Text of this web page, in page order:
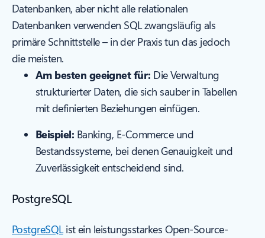
Datenbanken, aber nicht alle relationalen
Datenbanken verwenden SQL zwangsläufig als
primäre Schnittstelle – in der Praxis tun das jedoch
die meisten.
Am besten geeignet für: Die Verwaltung
strukturierter Daten, die sich sauber in Tabellen
mit definierten Beziehungen einfügen.
Beispiel: Banking, E-Commerce und
Bestandssysteme, bei denen Genauigkeit und
Zuverlässigkeit entscheidend sind.
PostgreSQL
PostgreSQList ein leistungsstarkes Open-Source-